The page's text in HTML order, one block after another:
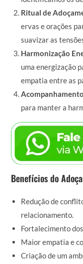
Ritual de
ervas e orações
suavizar as
Harmonização
uma energização
empatia entre as
para manter a
Benefícios do
Redução de
relacionamento.
Fortalecimento
Maior empatia e
Criação de um